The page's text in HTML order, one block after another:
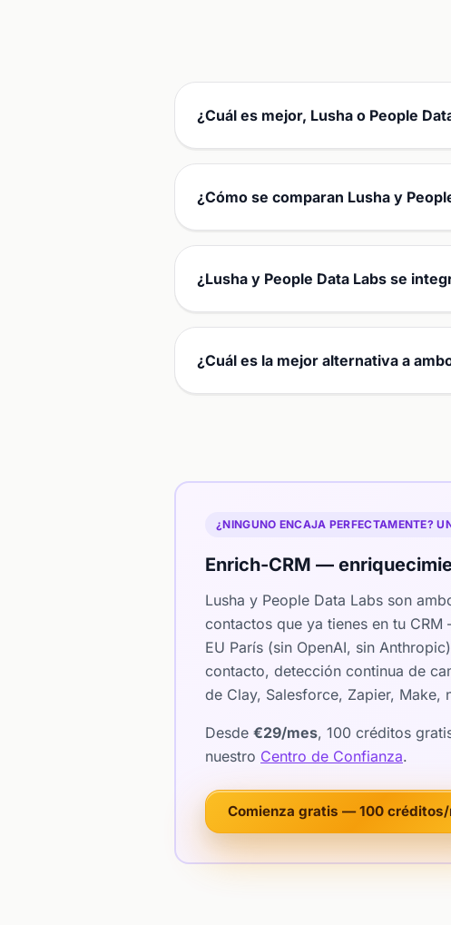
¿Cuál es mejor, Lusha o People
¿Cómo se comparan Lusha y
¿Lusha y People Data Labs se
¿Cuál es la mejor alternativa a
¿NINGUNO ENCAJA PERFECTAMENTE?
Enrich-CRM —
Lusha y People Data Labs son
contactos que ya tienes en tu
EU París (sin OpenAI, sin
contacto, detección continua de
de Clay, Salesforce, Zapier, Make,
Desde €29/mes, 100 créditos
nuestro Centro de Confianza.
Comienza gratis — 100